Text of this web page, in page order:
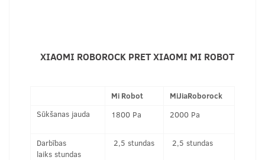
XIAOMI ROBOROCK PRET XIAOMI MI ROBOT
Mi Robot
MiJiaRoborock
Sūkšanas jauda
1800 Pa 2000 Pa
Darbības
laiks stundas
2,5 stundas 2,5 stundas